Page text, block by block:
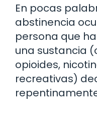
En pocas
abstinencia
persona que
una sustancia
opioides,
recreativas)